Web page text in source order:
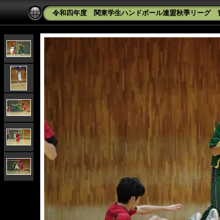
令和四年度 関東学生ハンドボール連盟秋季リー